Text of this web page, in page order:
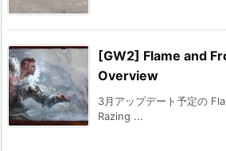
[GW2] Flame and
Overview
3月アップデート予定の
Razing ...